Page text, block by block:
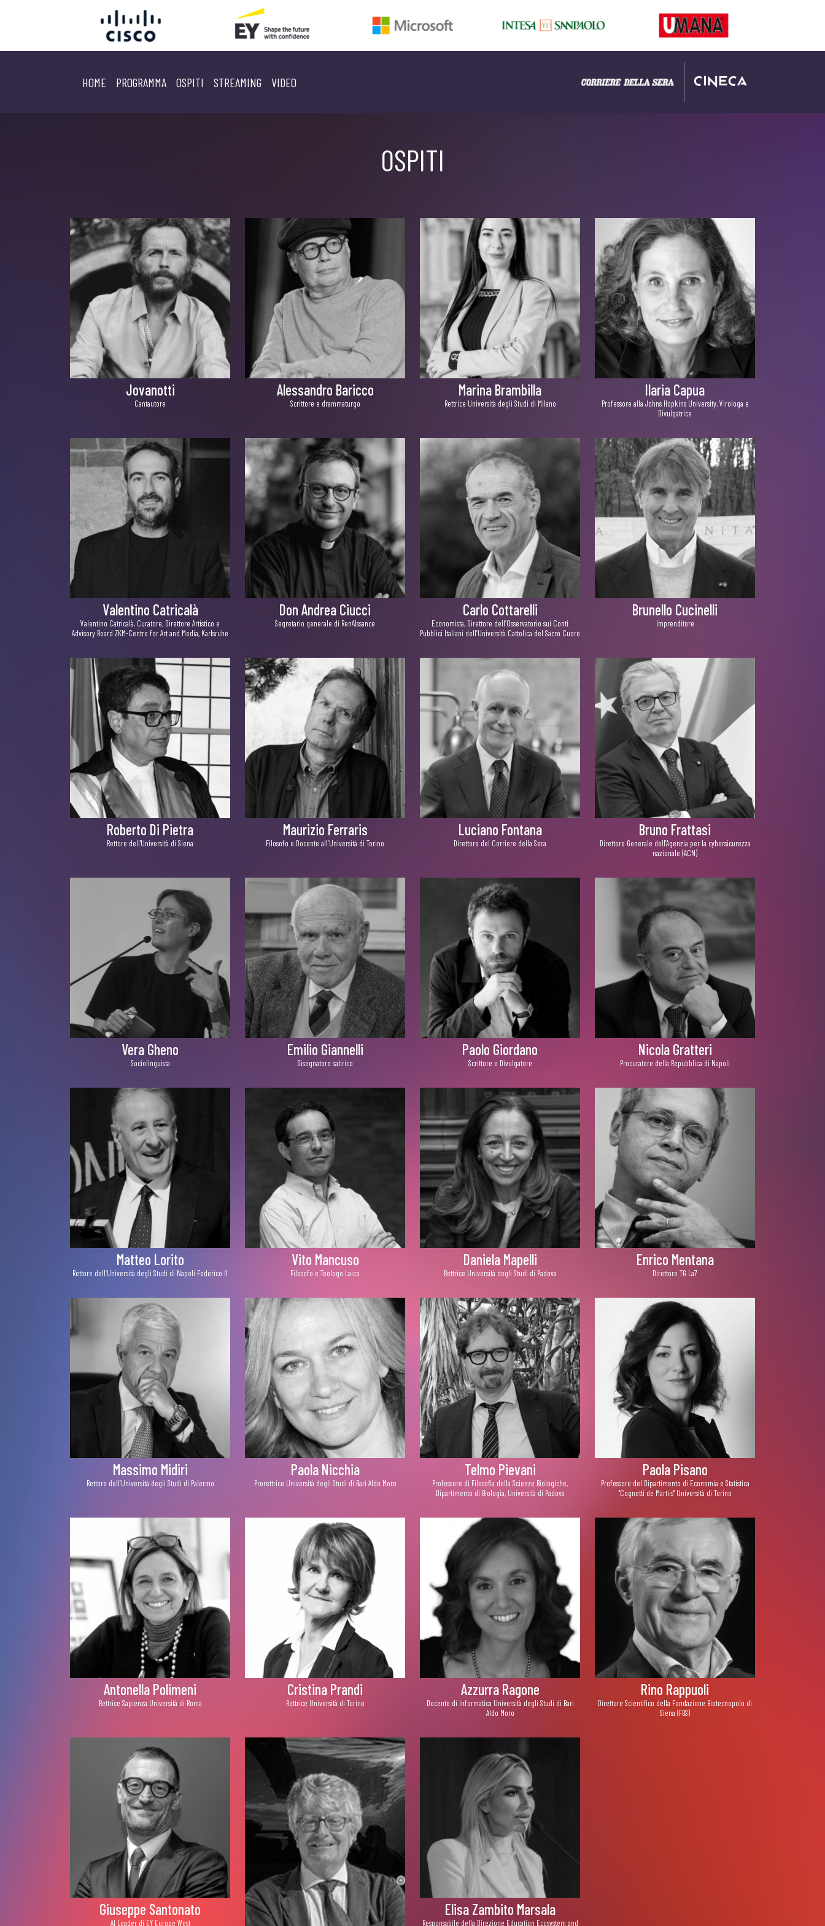
HOME PROGRAMMA OSPITI STREAMING VIDEO
OSPITI
Jovanotti
Cantautore
Alessandro Baricco
Scrittore e drammaturgo
Marina Brambilla
Rettrice Università degli Studi di Milano
Ilaria Capua
Professore alla Johns Hopkins University, Virologa e
Divulgatrice
Valentino Catricalà
Valentino Catricalà, Curatore, Direttore Artistico e
Advisory Board ZKM-Centre for Art and Media, Karlsruhe
Don Andrea Ciucci
Segretario generale di RenAIssance
Carlo Cottarelli
Economista, Direttore dell’Osservatorio sui Conti
Pubblici Italiani dell’Università Cattolica del Sacro Cuore
Brunello Cucinelli
Imprenditore
Roberto Di Pietra
Rettore dell'Università di Siena
Maurizio Ferraris
Filosofo e Docente all’Università di Torino
Luciano Fontana
Direttore del Corriere della Sera
Bruno Frattasi
Direttore Generale dell'Agenzia per la cybersicurezza
nazionale (ACN)
Vera Gheno
Sociolinguista
Emilio Giannelli
Disegnatore satirico
Paolo Giordano
Scrittore e Divulgatore
Nicola Gratteri
Procuratore della Repubblica di Napoli
Matteo Lorito
Rettore dell’Università degli Studi di Napoli Federico II
Vito Mancuso
Filosofo e Teologo Laico
Daniela Mapelli
Rettrice Università degli Studi di Padova
Enrico Mentana
Direttore TG La7
Massimo Midiri
Rettore dell’Università degli Studi di Palermo
Paola Nicchia
Prorettrice Università degli Studi di Bari Aldo Moro
Telmo Pievani
Professore di Filosofia della Scienze Biologiche,
Dipartimento di Biologia, Università di Padova
Paola Pisano
Professore del Dipartimento di Economia e Statistica
"Cognetti de Martiis" Università di Torino
Antonella Polimeni
Rettrice Sapienza Università di Roma
Cristina Prandi
Rettrice Università di Torino
Azzurra Ragone
Docente di Informatica Università degli Studi di Bari
Aldo Moro
Rino Rappuoli
Direttore Scientifico della Fondazione Biotecnopolo di
Siena (FBS)
Giuseppe Santonato
AI Leader di EY Europe West
Elisa Zambito Marsala
Responsabile della Direzione Education Ecosystem and